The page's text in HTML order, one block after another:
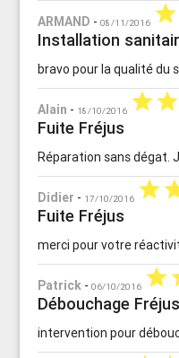
ARMAND -08/11/2016 star
Installation
bravo pour la qualité du
Alain - 18/10/2016 starstar
Fuite Fréjus
Réparation sans dégat.
Didier - 17/10/2016 star
Fuite Fréjus
merci pour votre
Patrick -06/10/2016 star
Débouchage Fréjus
intervention pour